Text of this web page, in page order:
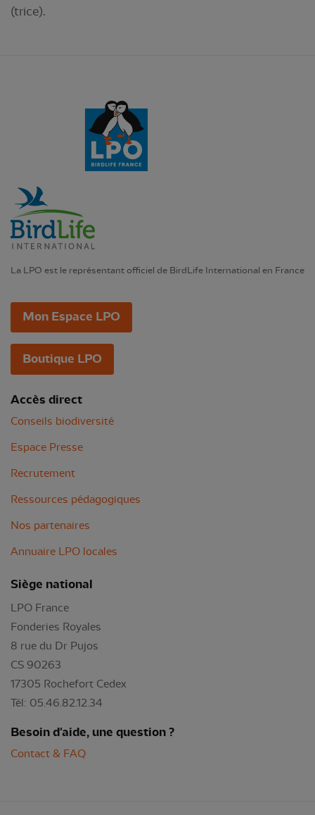
(trice).
La LPO est le représentant officiel de BirdLife International en France
Mon Espace LPO
Boutique LPO
Accès direct
Conseils biodiversité
Espace Presse
Recrutement
Ressources pédagogiques
Nos partenaires
Annuaire LPO locales
Siège national
LPO France
Fonderies Royales
8 rue du Dr Pujos
CS 90263
17305 Rochefort Cedex
Tél: 05.46.82.12.34
Besoin d'aide, une question ?
Contact & FAQ